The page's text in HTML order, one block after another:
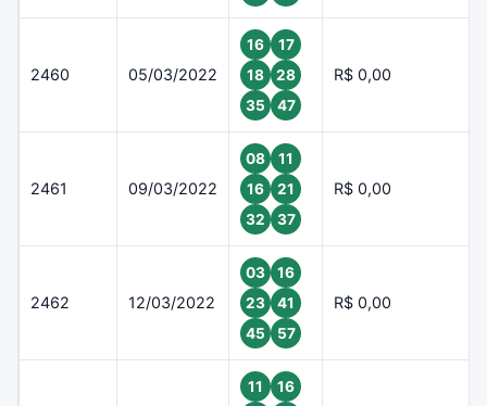
2460 05/03/2022
16
17
18
28
35
47
R$ 0,00
2461 09/03/2022
08
11
16
21
32
37
R$ 0,00
2462 12/03/2022
03
16
23
41
45
57
R$ 0,00
11
16